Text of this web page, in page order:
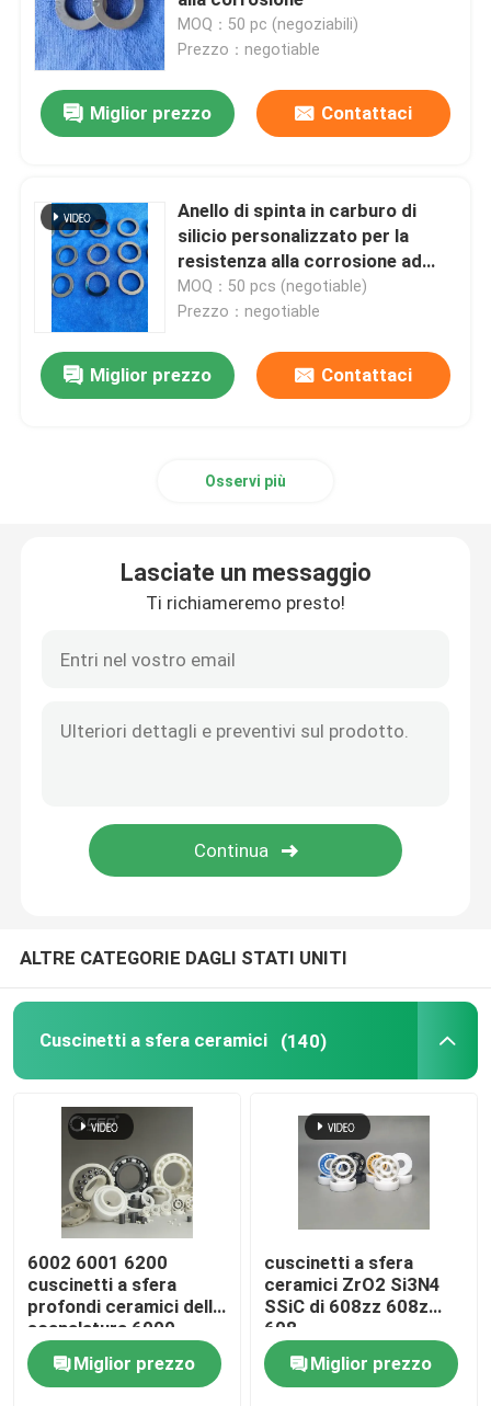
Cuscinetti ceramici ibridi
Cuscinetto del carburo di silicio
Cuscinetti a rulli ceramici
Cuscinetto spinto ceramico
Ceramica strutturale avanzata
Palla del nitruro di silicio
Palla ceramica di biossido di zirconio
Cuscinetto ceramico di biossido di zirconio
MOQ：50 pc (negoziabili)
Prezzo：negotiable
Miglior prezzo Contattaci
Anello di spinta in carburo di
silicio personalizzato per la
resistenza alla corrosione ad
alte temperature
MOQ：50 pcs (negotiable)
Prezzo：negotiable
Miglior prezzo Contattaci
Osservi più
Lasciate un messaggio
Ti richiameremo presto!
ALTRE CATEGORIE DAGLI STATI UNITI
Cuscinetti a sfera ceramici (140)
6002 6001 6200
cuscinetti a sfera
profondi ceramici della
scanalatura 6000
Si3N4 SSiC ZrO2
Miglior prezzo
cuscinetti a sfera
ceramici ZrO2 Si3N4
SSiC di 608zz 608z
608
Miglior prezzo